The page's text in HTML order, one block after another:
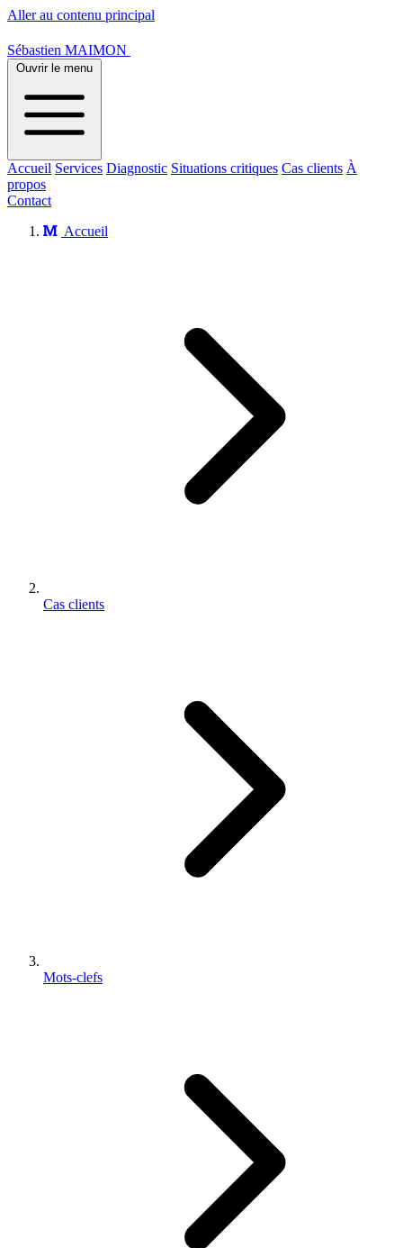
Aller au contenu principal
Sébastien MAIMON
Ouvrir le menu
Accueil Services Diagnostic Situations critiques Cas clients À
propos
Contact
Accueil
Cas clients
Mots-clefs